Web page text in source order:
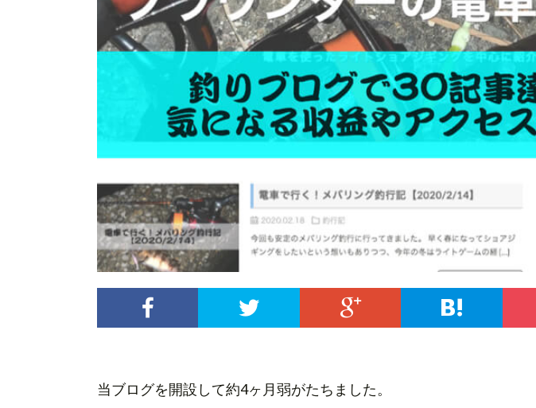
当ブログを開設して約4ヶ月弱がたちました。